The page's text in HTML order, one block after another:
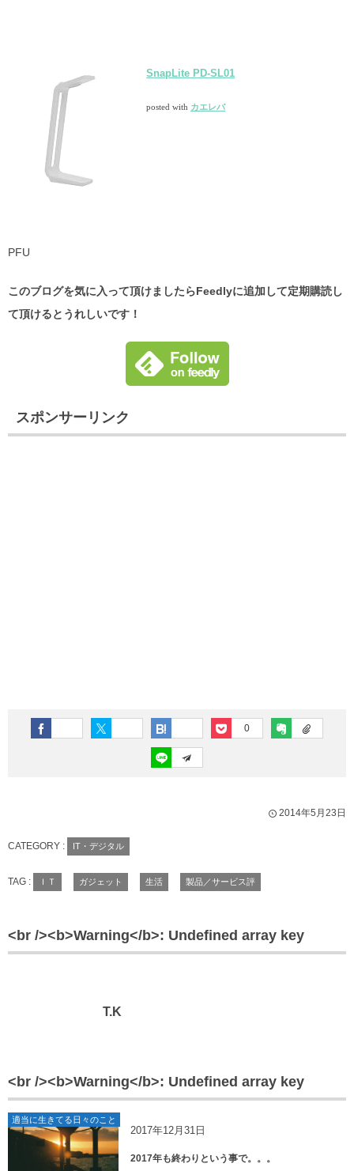
SnapLite PD-SL01
posted with カエレバ
PFU
このブログを気に入って頂けましたらFeedlyに追加して定期購読し
て頂けるとうれしいです！
スポンサーリンク
0
2014年5月23日
CATEGORY : IT・デジタル
TAG : ＩＴ ガジェット 生活 製品／サービス評
<br /><b>Warning</b>: Undefined array key
T.K
<br /><b>Warning</b>: Undefined array key
適当に生きてる日々のこと
2017年12月31日
2017年も終わりという事で。。。